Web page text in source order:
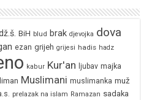
BiH blud brak djevojka dova
ezan grijeh grijesi hadis hadz
kabur Kur'an ljubav majka
Muslimani muslimanka muž
prelazak na islam Ramazan sadaka